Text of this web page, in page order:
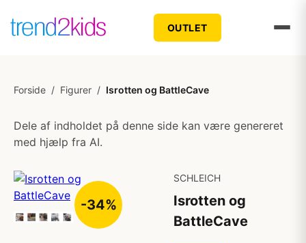
OUTLET
Forside / Figurer / Isrotten og BattleCave
Dele af indholdet på denne side kan være genereret
med hjælp fra AI.
-34%
SCHLEICH
Isrotten og
BattleCave